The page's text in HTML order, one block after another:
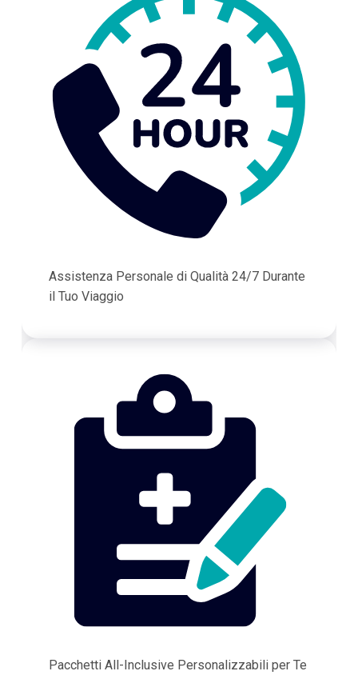
Assistenza Personale di Qualità 24/7 Durante
il Tuo Viaggio
Pacchetti All-Inclusive Personalizzabili per Te